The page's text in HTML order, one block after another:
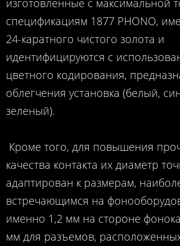
спецификациям 1877 PHONO,
24-каратного чистого золота и
идентифицируются с
цветного кодирования,
облегчения установка (белый,
зеленый).
Кроме того, для повышения
качества контакта их диаметр
адаптирован к размерам,
встречающимся на
именно 1,2 мм на стороне
мм для разъемов,